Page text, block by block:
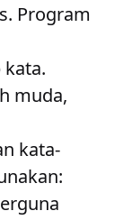
Program
muda,
kata-